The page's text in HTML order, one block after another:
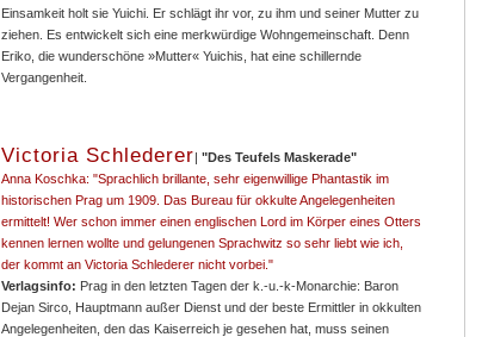
Einsamkeit holt sie Yuichi. Er schlägt ihr vor, zu ihm und seiner Mutter zu
ziehen. Es entwickelt sich eine merkwürdige Wohngemeinschaft. Denn
Eriko, die wunderschöne »Mutter« Yuichis, hat eine schillernde
Vergangenheit.
Victoria Schlederer| "Des Teufels Maskerade"
Anna Koschka: "Sprachlich brillante, sehr eigenwillige Phantastik im
historischen Prag um 1909. Das Bureau für okkulte Angelegenheiten
ermittelt! Wer schon immer einen englischen Lord im Körper eines Otters
kennen lernen wollte und gelungenen Sprachwitz so sehr liebt wie ich,
der kommt an Victoria Schlederer nicht vorbei."
Verlagsinfo: Prag in den letzten Tagen der k.-u.-k-Monarchie: Baron
Dejan Sirco, Hauptmann außer Dienst und der beste Ermittler in okkulten
Angelegenheiten, den das Kaiserreich je gesehen hat, muss seinen